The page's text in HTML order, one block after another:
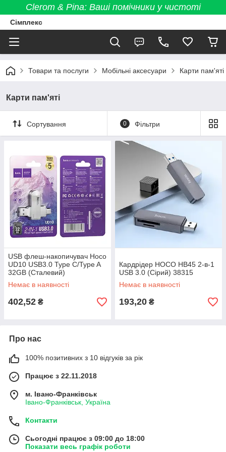
Clerom & Pina: Ваші помічники у чистоті
Сімплекс
Товари та послуги Мобільні аксесуари Карти пам'яті
Карти пам'яті
Сортування 0 Фільтри
USB флеш-накопичувач Hoco
UD10 USB3.0 Type C/Type A
32GB (Сталевий)
Немає в наявності
402,52 ₴
Кардрідер HOCO HB45 2-в-1
USB 3.0 (Сірий) 38315
Немає в наявності
193,20 ₴
Про нас
100% позитивних з 10 відгуків за рік
Працює з 22.11.2018
м. Івано-Франківськ
Івано-Франківськ, Україна
Контакти
Сьогодні працює з 09:00 до 18:00
Показати весь графік роботи